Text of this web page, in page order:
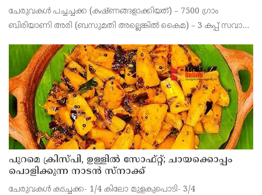
ചേരുവകൾ പച്ചച്ചക്ക (കഷ്ണങ്ങളാക്കിയത്) – 7500 ഗ്രാം
ബിരിയാണി അരി (ബസുമതി അല്ലെങ്കിൽ കൈമ) – 3 കപ്പ് സവാള
ടേബിൾ സ്പൂൺ പച്ചമുളക് – 5 എണ്ണം തൈര്
പുറമെ ക്രിസ്പി, ഉള്ളിൽ സോഫ്റ്റ്; ചായക്കൊപ്പം
പൊളിക്കുന്ന നാടൻ സ്നാക്ക്
ചേരുവകൾ കടച്ചക്ക- 1/4 കിലോ മുളകുപൊടി- 3/4